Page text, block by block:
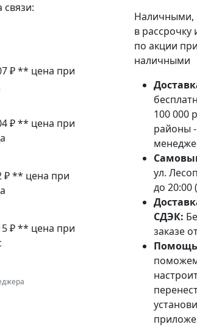
₽** цена при
₽** цена при
₽** цена при
₽** цена при
Наличными,
в рассрочку
по акции
наличными
100 000
районы
ул.
до 20:00
СДЭК:
заказе
Помощь